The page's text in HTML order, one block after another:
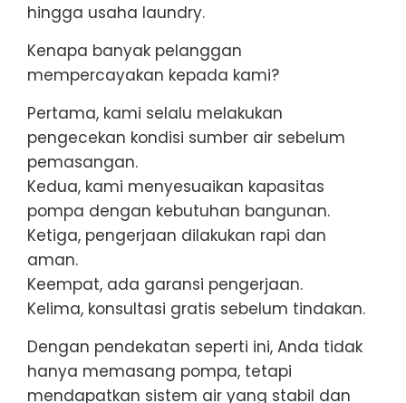
hingga usaha laundry.
Kenapa banyak pelanggan
mempercayakan kepada kami?
Pertama, kami selalu melakukan
pengecekan kondisi sumber air sebelum
pemasangan.
Kedua, kami menyesuaikan kapasitas
pompa dengan kebutuhan bangunan.
Ketiga, pengerjaan dilakukan rapi dan
aman.
Keempat, ada garansi pengerjaan.
Kelima, konsultasi gratis sebelum tindakan.
Dengan pendekatan seperti ini, Anda tidak
hanya memasang pompa, tetapi
mendapatkan sistem air yang stabil dan